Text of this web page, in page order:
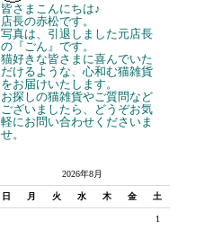
皆さまこんにちは♪
店長の赤松です。
写真は、引退しました元店長
の『ごん』です。
猫好きな皆さまに喜んでいた
だけるような、心和む猫雑貨
をお届けいたします。
お探しの猫雑貨やご質問など
ございましたら、どうぞお気
軽にお問い合わせくださいま
せ。
2026年8月
日 月 火 水 木 金 土
1